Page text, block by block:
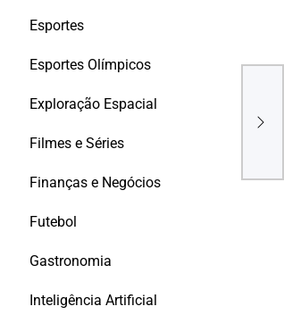
Esportes
Esportes Olímpicos
Exploração Espacial
Filmes e Séries
Finanças e Negócios
Futebol
Gastronomia
Inteligência Artificial